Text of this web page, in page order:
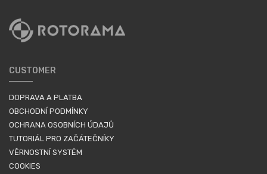
CUSTOMER
DOPRAVA A PLATBA
OBCHODNÍ PODMÍNKY
OCHRANA OSOBNÍCH ÚDAJŮ
TUTORIÁL PRO ZAČÁTEČNÍKY
VĚRNOSTNÍ SYSTÉM
COOKIES